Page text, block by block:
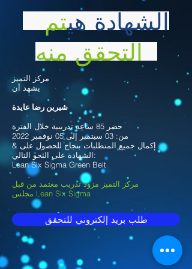
الشهادة هيتم
مركز التميز
يشهد أن
شيرين رضا عايدة
حضر 85 ساعة تدريبية خلال الفترة
من: 03 سبتمبر إلى 05 نوفمبر 2022
& إكمال جميع المتطلبات بنجاح للحصول على
الشهادة على النحو التالي:
Lean Six Sigma Green Belt
مركز التميز مزود تدريب معتمد من قبل
مجلس Lean Six Sigma
طلب بريد إلكتروني للتحقق